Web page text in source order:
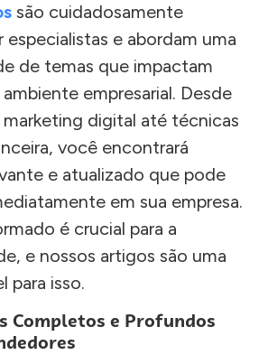
são cuidadosamente
especialistas e abordam uma
de temas que impactam
empresarial. Desde
digital até técnicas
você encontrará
e atualizado que pode
em sua empresa.
é crucial para a
e nossos artigos são uma
para isso.
Completos e Profundos